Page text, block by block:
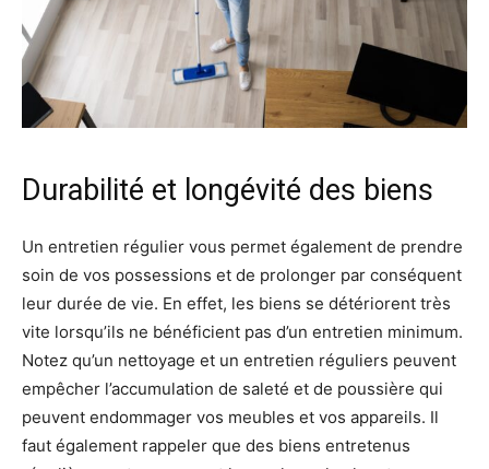
Durabilité et longévité des biens
Un entretien régulier vous permet également de prendre
soin de vos possessions et de prolonger par conséquent
leur durée de vie. En effet, les biens se détériorent très
vite lorsqu’ils ne bénéficient pas d’un entretien minimum.
Notez qu’un nettoyage et un entretien réguliers peuvent
empêcher l’accumulation de saleté et de poussière qui
peuvent endommager vos meubles et vos appareils. Il
faut également rappeler que des biens entretenus